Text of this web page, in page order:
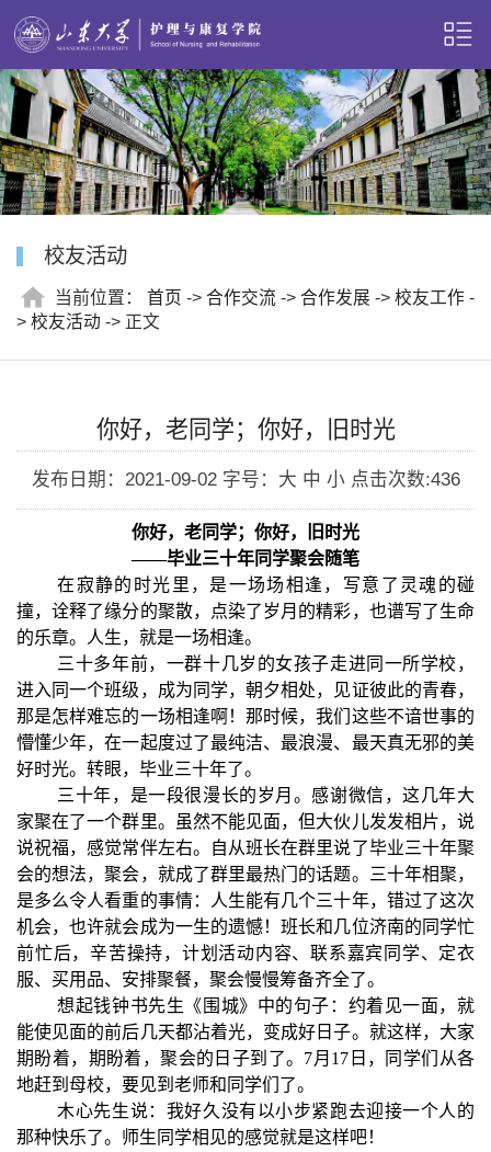
校友活动
当前位置： 首页 -> 合作交流 -> 合作发展 -> 校友工作 -
> 校友活动 -> 正文
你好，老同学；你好，旧时光
发布日期：2021-09-02 字号：大 中 小 点击次数:436
你好，老同学；你好，旧时光
——毕业三十年同学聚会随笔
在寂静的时光里，是一场场相逢，写意了灵魂的碰
撞，诠释了缘分的聚散，点染了岁月的精彩，也谱写了生命
的乐章。人生，就是一场相逢。
三十多年前，一群十几岁的女孩子走进同一所学校，
进入同一个班级，成为同学，朝夕相处，见证彼此的青春，
那是怎样难忘的一场相逢啊！那时候，我们这些不谙世事的
懵懂少年，在一起度过了最纯洁、最浪漫、最天真无邪的美
好时光。转眼，毕业三十年了。
三十年，是一段很漫长的岁月。感谢微信，这几年大
家聚在了一个群里。虽然不能见面，但大伙儿发发相片，说
说祝福，感觉常伴左右。自从班长在群里说了毕业三十年聚
会的想法，聚会，就成了群里最热门的话题。三十年相聚，
是多么令人看重的事情：人生能有几个三十年，错过了这次
机会，也许就会成为一生的遗憾！班长和几位济南的同学忙
前忙后，辛苦操持，计划活动内容、联系嘉宾同学、定衣
服、买用品、安排聚餐，聚会慢慢筹备齐全了。
想起钱钟书先生《围城》中的句子：约着见一面，就
能使见面的前后几天都沾着光，变成好日子。就这样，大家
期盼着，期盼着，聚会的日子到了。7月17日，同学们从各
地赶到母校，要见到老师和同学们了。
木心先生说：我好久没有以小步紧跑去迎接一个人的
那种快乐了。师生同学相见的感觉就是这样吧！